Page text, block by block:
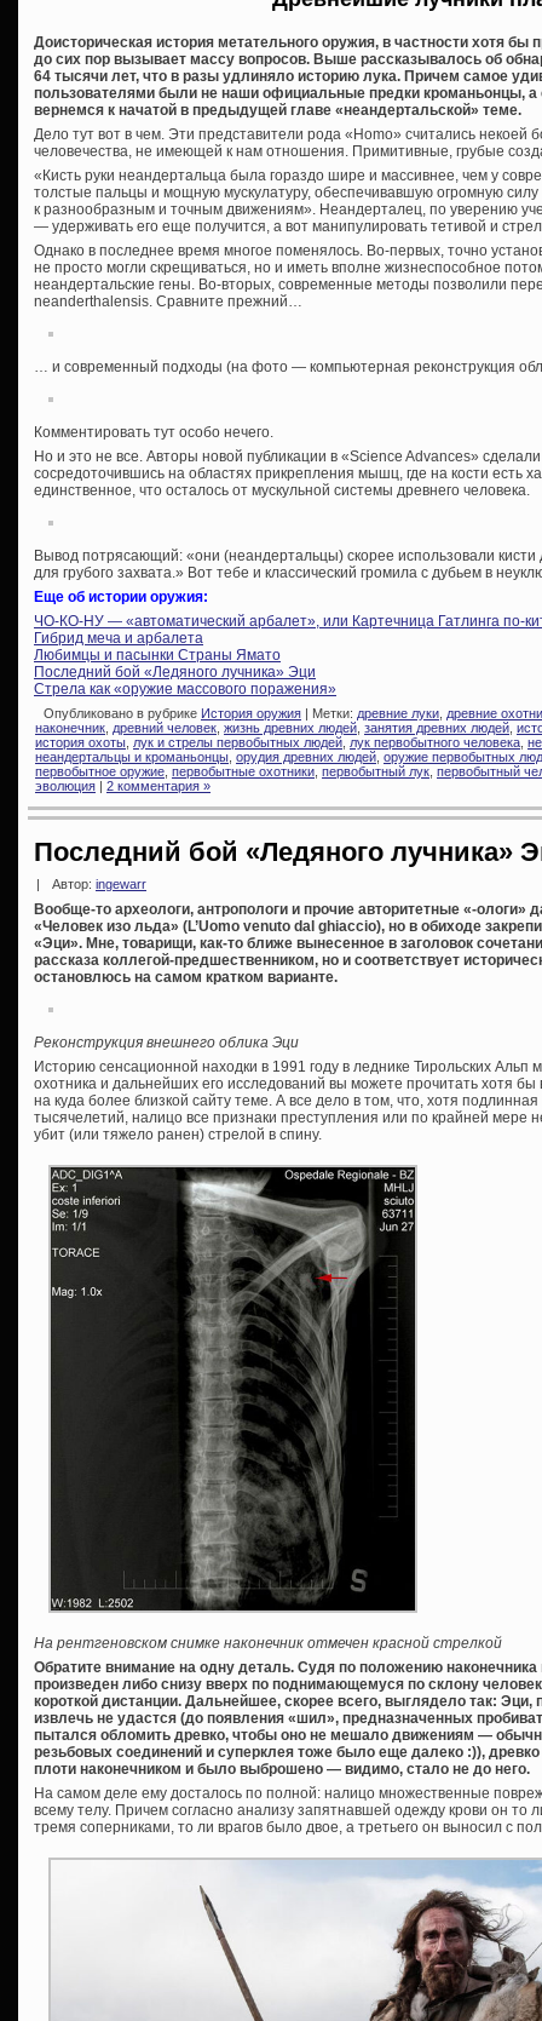
Доисторическая история метательного оружия, в частности хотя бы
до сих пор вызывает массу вопросов. Выше рассказывалось об
64 тысячи лет, что в разы удлиняло историю лука. Причем самое
пользователями были не наши официальные предки кроманьонцы,
вернемся к начатой в предыдущей главе «неандертальской» теме.
Дело тут вот в чем. Эти представители рода «Homo» считались некоей
человечества, не имеющей к нам отношения. Примитивные, грубые
«Кисть руки неандертальца была гораздо шире и массивнее, чем у
толстые пальцы и мощную мускулатуру, обеспечивавшую огромную
к разнообразным и точным движениям». Неандерталец, по уверению
— удерживать его еще получится, а вот манипулировать тетивой и
Однако в последнее время многое поменялось. Во-первых, точно
не просто могли скрещиваться, но и иметь вполне жизнеспособное
неандертальские гены. Во-вторых, современные методы позволили
neanderthalensis. Сравните прежний…
… и современный подходы (на фото — компьютерная реконструкция
Комментировать тут особо нечего.
Но и это не все. Авторы новой публикации в «Science Advances»
сосредоточившись на областях прикрепления мышц, где на кости есть
единственное, что осталось от мускульной системы древнего человека.
Вывод потрясающий: «они (неандертальцы) скорее использовали
для грубого захвата.» Вот тебе и классический громила с дубьем в
Еще об истории оружия:
ЧО-КО-НУ — «автоматический арбалет», или Картечница Гатлинга по-
Гибрид меча и арбалета
Любимцы и пасынки Страны Ямато
Последний бой «Ледяного лучника» Эци
Стрела как «оружие массового поражения»
Опубликовано в рубрике История оружия | Метки: древние луки древние
наконечник древний человек жизнь древних людей занятия древних людей
история охоты лук и стрелы первобытных людей лук первобытного человека
неандертальцы и кроманьонцы орудия древних людей оружие первобытных
первобытное оружие первобытные охотники первобытный лук первобытный
эволюция | 2 комментария »
Последний бой «Ледяного лучника»
| Автор: ingewarr
Вообще-то археологи, антропологи и прочие авторитетные «-ологи»
«Человек изо льда» (L’Uomo venuto dal ghiaccio), но в обиходе
«Эци». Мне, товарищи, как-то ближе вынесенное в заголовок
рассказа коллегой-предшественником, но и соответствует
остановлюсь на самом кратком варианте.
Реконструкция внешнего облика Эци
Историю сенсационной находки в 1991 году в леднике Тирольских Альп
охотника и дальнейших его исследований вы можете прочитать хотя
на куда более близкой сайту теме. А все дело в том, что, хотя
тысячелетий, налицо все признаки преступления или по крайней мере
убит (или тяжело ранен) стрелой в спину.
На рентгеновском снимке наконечник отмечен красной стрелкой
Обратите внимание на одну деталь. Судя по положению
произведен либо снизу вверх по поднимающемуся по склону
короткой дистанции. Дальнейшее, скорее всего, выглядело так: Эци,
извлечь не удастся (до появления «шил», предназначенных
пытался обломить древко, чтобы оно не мешало движениям —
резьбовых соединений и суперклея тоже было еще далеко :)),
плоти наконечником и было выброшено — видимо, стало не до него.
На самом деле ему досталось по полной: налицо множественные
всему телу. Причем согласно анализу запятнавшей одежду крови он то
тремя соперниками, то ли врагов было двое, а третьего он выносил с